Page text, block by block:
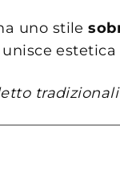
uno stile
tradizionali